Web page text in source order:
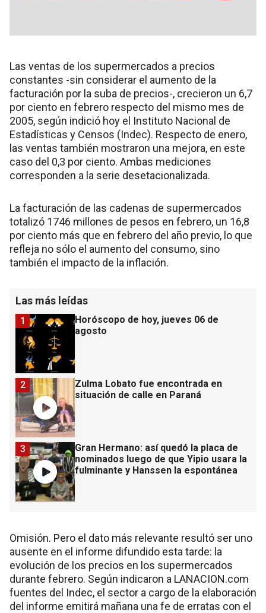
Las ventas de los supermercados a precios
constantes -sin considerar el aumento de la
facturación por la suba de precios-, crecieron un 6,7
por ciento en febrero respecto del mismo mes de
2005, según indició hoy el Instituto Nacional de
Estadísticas y Censos (Indec). Respecto de enero,
las ventas también mostraron una mejora, en este
caso del 0,3 por ciento. Ambas mediciones
corresponden a la serie desetacionalizada.
La facturación de las cadenas de supermercados
totalizó 1746 millones de pesos en febrero, un 16,8
por ciento más que en febrero del año previo, lo que
refleja no sólo el aumento del consumo, sino
también el impacto de la inflación.
Las más leídas
Horóscopo de hoy, jueves 06 de
agosto
1
Zulma Lobato fue encontrada en
situación de calle en Paraná
2
Gran Hermano: así quedó la placa de
nominados luego de que Yipio usara la
fulminante y Hanssen la espontánea
3
Omisión. Pero el dato más relevante resultó ser uno
ausente en el informe difundido esta tarde: la
evolución de los precios en los supermercados
durante febrero. Según indicaron a LANACION.com
fuentes del Indec, el sector a cargo de la elaboración
del informe emitirá mañana una fe de erratas con el